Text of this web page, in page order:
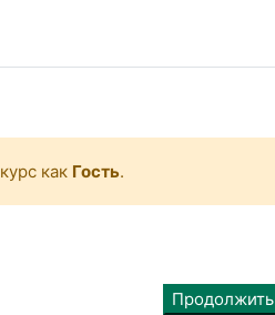
как Гость.
Продолжить